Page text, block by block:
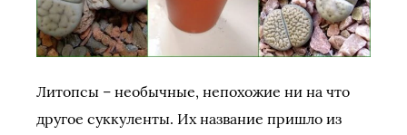
Литопсы – необычные, непохожие ни на что
другое суккуленты. Их название пришло из